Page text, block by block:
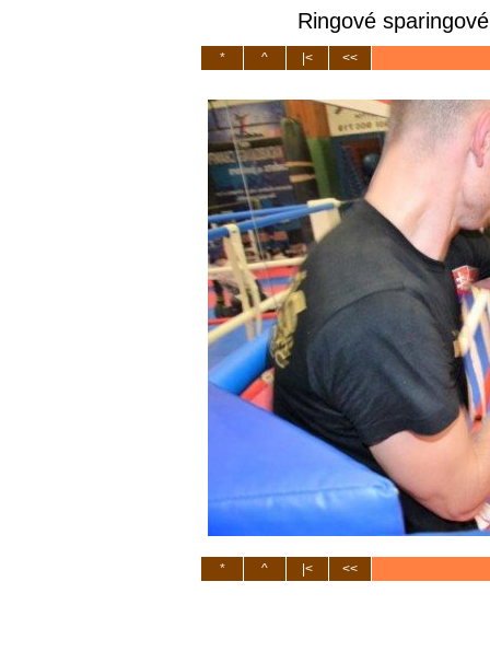
Ringové
* ^ |< <<
* ^ |< <<